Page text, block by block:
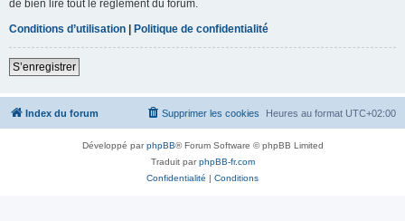
de bien lire tout le règlement du forum.
Conditions d’utilisation | Politique de confidentialité
S’enregistrer
Index du forum Heures au format UTC+02:00
Supprimer les cookies
Développé parphpBB® Forum Software © phpBB Limited
Traduit parphpBB-fr.com
Confidentialité | Conditions